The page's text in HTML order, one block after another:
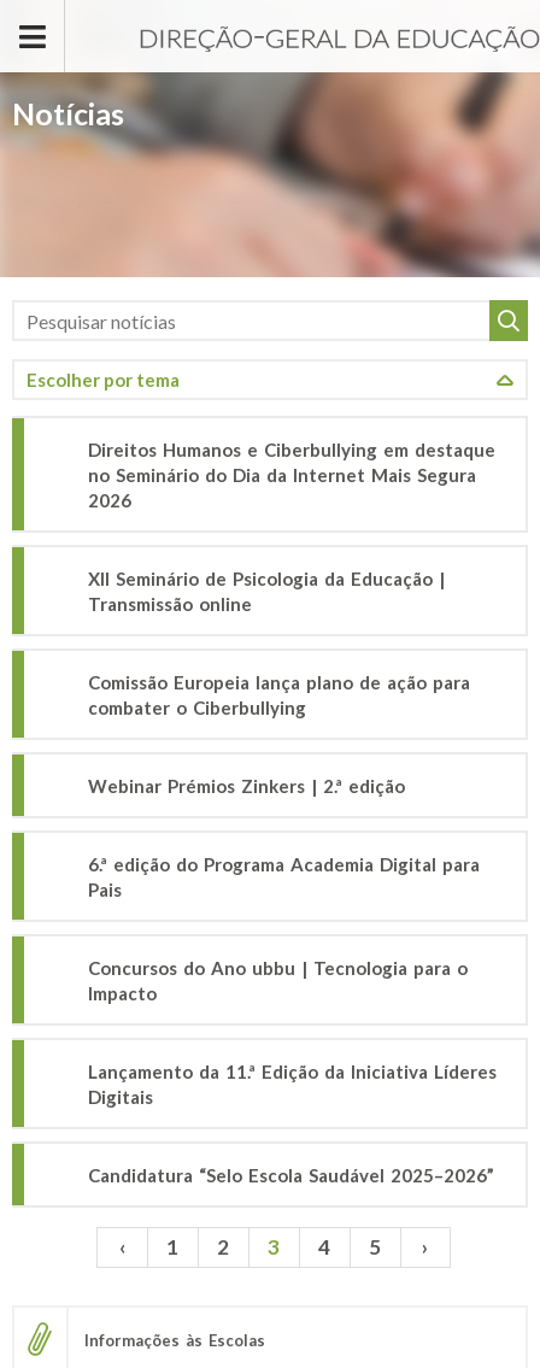
Notícias
Direitos Humanos e Ciberbullying em destaque
no Seminário do Dia da Internet Mais Segura
2026
XII Seminário de Psicologia da Educação |
Transmissão online
Comissão Europeia lança plano de ação para
combater o Ciberbullying
Webinar Prémios Zinkers | 2.ª edição
6.ª edição do Programa Academia Digital para
Pais
Concursos do Ano ubbu | Tecnologia para o
Impacto
Lançamento da 11.ª Edição da Iniciativa Líderes
Digitais
Candidatura “Selo Escola Saudável 2025–2026”
Páginas ‹ 1 2 3 4 5 ›
Informações às Escolas